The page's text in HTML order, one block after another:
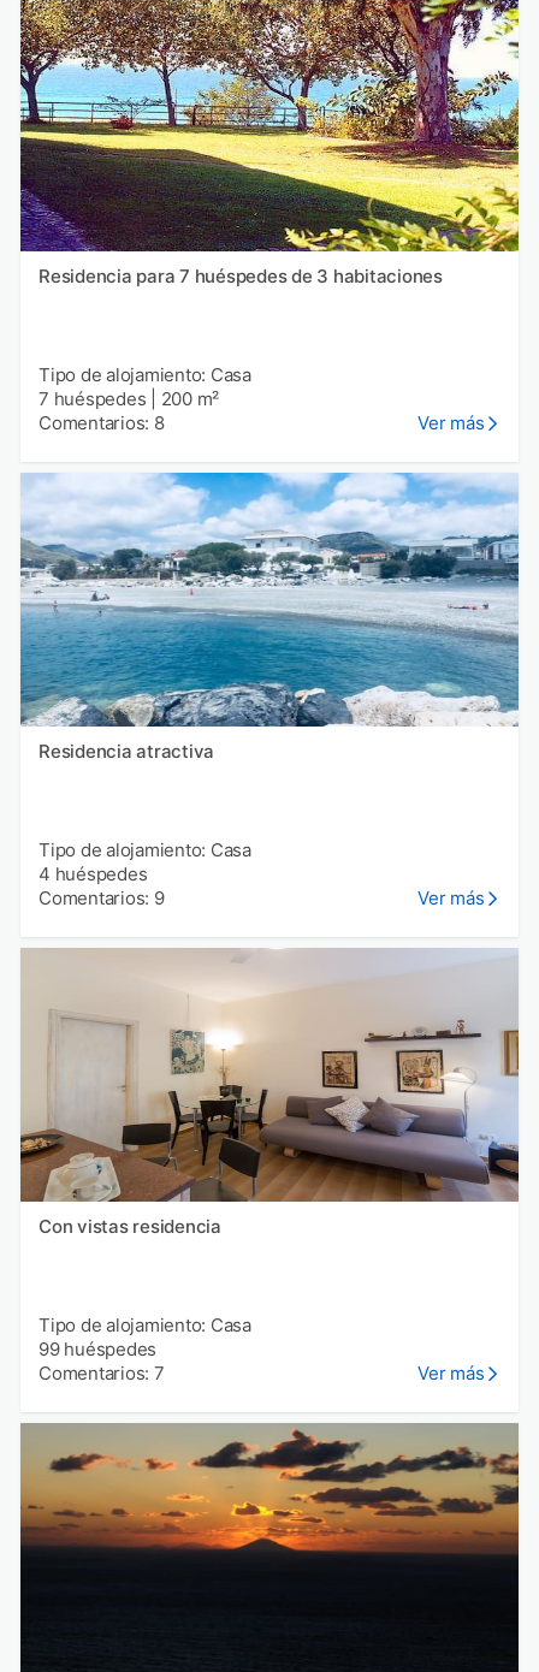
Residencia para 7 huéspedes de 3 habitaciones
Tipo de alojamiento: Casa
7 huéspedes
200 m²
Comentarios: 8
Ver más
Residencia atractiva
Tipo de alojamiento: Casa
4 huéspedes
Comentarios: 9
Ver más
Con vistas residencia
Tipo de alojamiento: Casa
99 huéspedes
Comentarios: 7
Ver más